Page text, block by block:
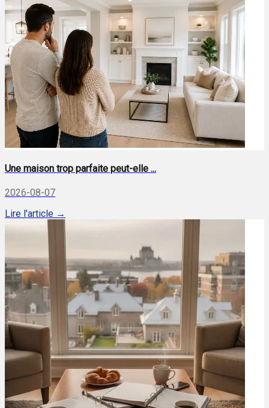
Une maison trop parfaite peut-elle ...
2026-08-07
Lire l'article →